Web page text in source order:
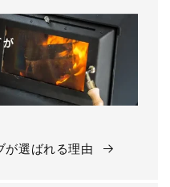
が選ばれる理由